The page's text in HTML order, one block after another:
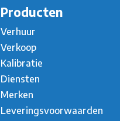
Producten
Verhuur
Verkoop
Kalibratie
Diensten
Merken
Leveringsvoorwaarden